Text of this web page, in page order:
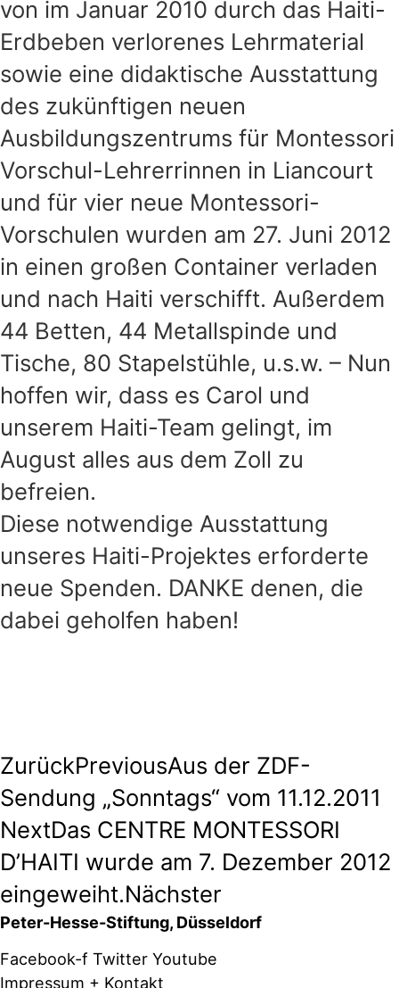
von im Januar 2010 durch das Haiti-
Erdbeben verlorenes Lehrmaterial
sowie eine didaktische Ausstattung
des zukünftigen neuen
Ausbildungszentrums für Montessori
Vorschul-Lehrerrinnen in Liancourt
und für vier neue Montessori-
Vorschulen wurden am 27. Juni 2012
in einen großen Container verladen
und nach Haiti verschifft. Außerdem
44 Betten, 44 Metallspinde und
Tische, 80 Stapelstühle, u.s.w. – Nun
hoffen wir, dass es Carol und
unserem Haiti-Team gelingt, im
August alles aus dem Zoll zu
befreien.
Diese notwendige Ausstattung
unseres Haiti-Projektes erforderte
neue Spenden. DANKE denen, die
dabei geholfen haben!
ZurückPreviousAus der ZDF-
Sendung „Sonntags“ vom 11.12.2011
NextDas CENTRE MONTESSORI
D’HAITI wurde am 7. Dezember 2012
eingeweiht.Nächster
Peter-Hesse-Stiftung, Düsseldorf
Facebook-f Twitter Youtube
Impressum + Kontakt